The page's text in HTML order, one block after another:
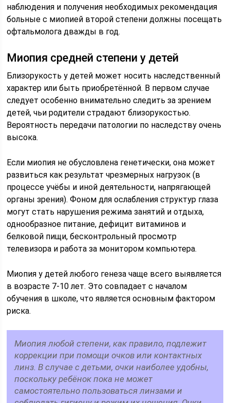
наблюдения и получения необходимых рекомендация
больные с миопией второй степени должны посещать
офтальмолога дважды в год.
Миопия средней степени у детей
Близорукость у детей может носить наследственный
характер или быть приобретённой. В первом случае
следует особенно внимательно следить за зрением
детей, чьи родители страдают близорукостью.
Вероятность передачи патологии по наследству очень
высока.
Если миопия не обусловлена генетически, она может
развиться как результат чрезмерных нагрузок (в
процессе учёбы и иной деятельности, напрягающей
органы зрения). Фоном для ослабления структур глаза
могут стать нарушения режима занятий и отдыха,
однообразное питание, дефицит витаминов и
белковой пищи, бесконтрольный просмотр
телевизора и работа за монитором компьютера.
Миопия у детей любого генеза чаще всего выявляется
в возрасте 7-10 лет. Это совпадает с началом
обучения в школе, что является основным фактором
риска.
Миопия любой степени, как правило, подлежит
коррекции при помощи очков или контактных
линз. В случае с детьми, очки наиболее удобны,
поскольку ребёнок пока не может
самостоятельно пользоваться линзами и